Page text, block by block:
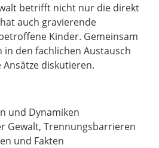
betrifft nicht nur die direkt
auch gravierende
Kinder. Gemeinsam
den fachlichen Austausch
diskutieren.
und Dynamiken
Gewalt, Trennungsbarrieren
und Fakten